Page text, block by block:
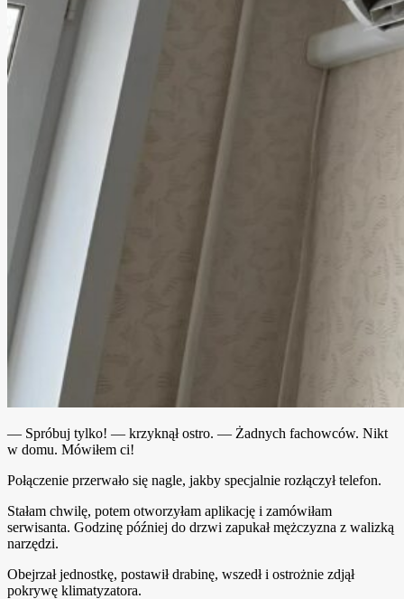
— Spróbuj tylko! — krzyknął ostro. — Żadnych fachowców. Nikt
w domu. Mówiłem ci!
Połączenie przerwało się nagle, jakby specjalnie rozłączył telefon.
Stałam chwilę, potem otworzyłam aplikację i zamówiłam
serwisanta. Godzinę później do drzwi zapukał mężczyzna z walizką
narzędzi.
Obejrzał jednostkę, postawił drabinę, wszedł i ostrożnie zdjął
pokrywę klimatyzatora.